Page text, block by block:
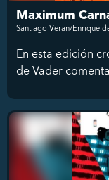
Maximum
Santiago Veran/Enrique
En esta edición
de Vader